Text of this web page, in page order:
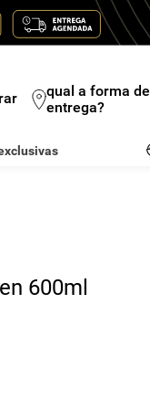
qual a forma de
entrega?
600ml